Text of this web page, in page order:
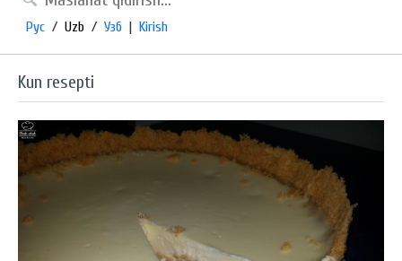
Рус / Uzb / Узб | Kirish
Kun resepti